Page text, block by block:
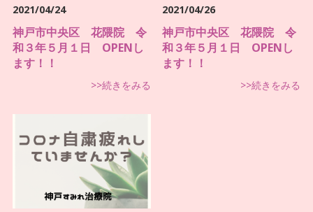
2021/04/24
神戸市中央区 花隈院 令
和３年５月１日 OPENし
ます！！
>>続きをみる
2021/04/26
神戸市中央区 花隈院 令
和３年５月１日 OPENし
ます！！
>>続きをみる